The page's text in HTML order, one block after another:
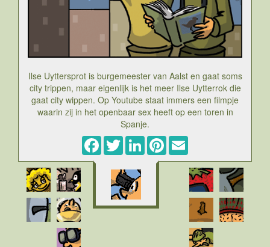
Ilse Uyttersprot is burgemeester van Aalst en gaat soms
city trippen, maar eigenlijk is het meer Ilse Uytterrok die
gaat city wippen. Op Youtube staat immers een filmpje
waarin zij in het openbaar sex heeft op een toren in
Spanje.
Facebook
TwitterLinkedInPinterest